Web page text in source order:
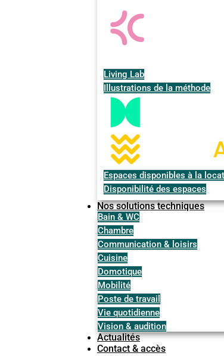
Living Lab
Illustrations de la méthode
Espaces disponibles à la
Disponibilité des espaces
Nos solutions techniques
Bain & WC
Chambre
Communication & loisirs
Cuisine
Domotique
Mobilité
Poste de travail
Vie quotidienne
Vision & audition
Actualités
Contact & accès